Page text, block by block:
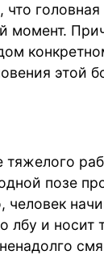
момент.
этой
позе
лбу и